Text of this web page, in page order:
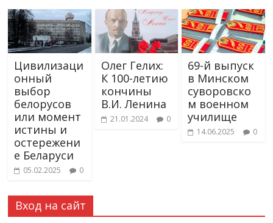
Цивилизаци
онный
выбор
белорусов
или момент
истины и
остережени
е Беларуси
05.02.2025 0
Олег Гелих:
К 100-летию
кончины
В.И. Ленина
21.01.2024 0
69-й выпуск
в Минском
суворовско
м военном
училище
14.06.2025 0
Вход на сайт